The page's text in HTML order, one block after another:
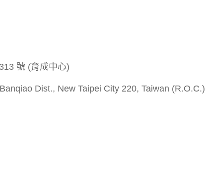
號 (育成中心)
Dist., New Taipei City 220, Taiwan (R.O.C.)